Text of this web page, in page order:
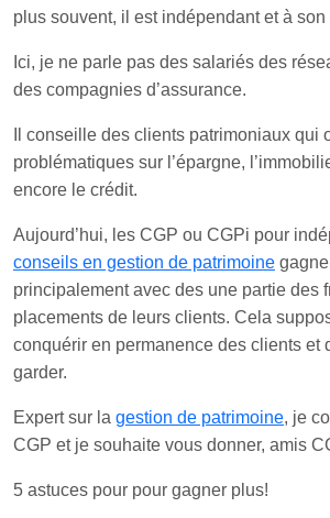
plus souvent, il est indépendant et à son
Ici, je ne parle pas des salariés des
des compagnies d’assurance.
Il conseille des clients patrimoniaux qui
problématiques sur l’épargne,
encore le crédit.
Aujourd’hui, les CGP ou CGPi pour
conseils en gestion de patrimoine
principalement avec des une partie des
placements de leurs clients. Cela
conquérir en permanence des clients et
garder.
Expert sur la gestion de patrimoine, je
CGP et je souhaite vous donner, amis
5 astuces pour pour gagner plus!